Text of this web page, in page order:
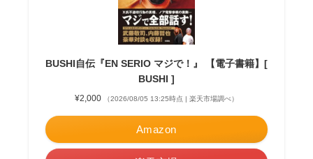
BUSHI自伝『EN SERIO マジで！』 【電子書籍】[
BUSHI ]
¥2,000 （2026/08/05 13:25時点 | 楽天市場調べ）
Amazon